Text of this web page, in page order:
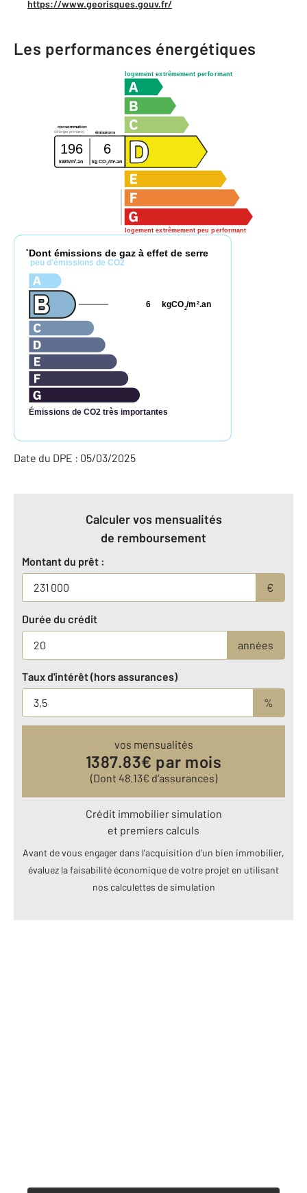
https://www.georisques.gouv.fr/
Les performances énergétiques
logement extrêmement performant
logement extrêmement peu performant
consommation
émissions
(énergie primaire)
196 6
kWh/m2.an kg CO2 /m2 .an
* Dont émissions de gaz à effet de serre
peu d'émissions de CO2
Émissions de CO2 très importantes
kgCO2/m 2.an
6
Date du DPE : 05/03/2025
Calculer vos mensualités
de remboursement
Montant du prêt :
€
Durée du crédit
années
Taux d'intérêt (hors assurances)
%
vos mensualités
1387.83€ par mois
(Dont 48.13€ d’assurances)
Crédit immobilier simulation
et premiers calculs
Avant de vous engager dans l’acquisition d’un bien immobilier,
évaluez la faisabilité économique de votre projet en utilisant
nos calculettes de simulation